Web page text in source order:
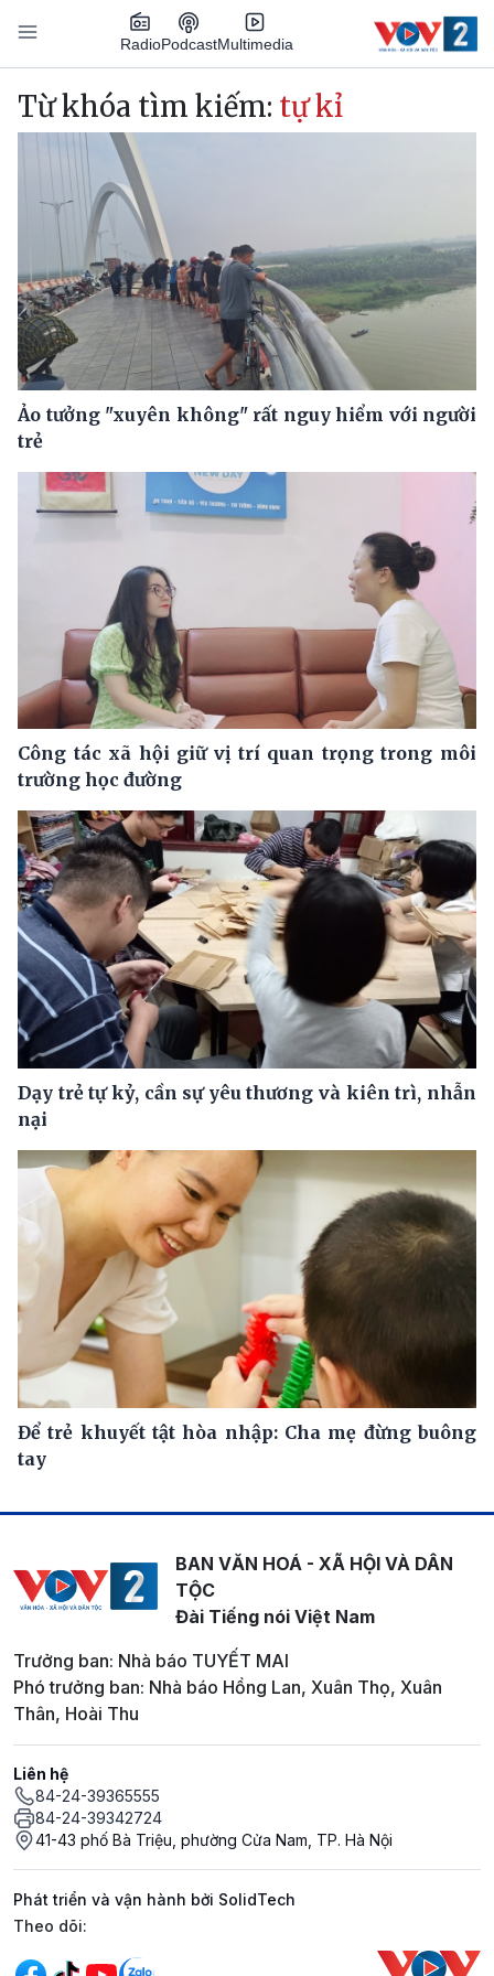
Nhảy đến nội dung
RadioPodcastMultimedia
Main navigation
Từ khóa tìm kiếm: tự kỉ
Ảo tưởng "xuyên không" rất nguy hiểm với người
trẻ
Công tác xã hội giữ vị trí quan trọng trong môi
trường học đường
Dạy trẻ tự kỷ, cần sự yêu thương và kiên trì, nhẫn
nại
Để trẻ khuyết tật hòa nhập: Cha mẹ đừng buông
tay
BAN VĂN HOÁ - XÃ HỘI VÀ DÂN
TỘC
Đài Tiếng nói Việt Nam
Trưởng ban: Nhà báo TUYẾT MAI
Phó trưởng ban: Nhà báo Hồng Lan, Xuân Thọ, Xuân
Thân, Hoài Thu
Liên hệ
84-24-39365555
84-24-39342724
41-43 phố Bà Triệu, phường Cửa Nam, TP. Hà Nội
Phát triển và vận hành bởi SolidTech
Mạng xã hội
Theo dõi: